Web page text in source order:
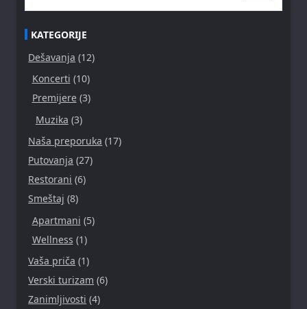
KATEGORIJE
Dešavanja (12)
Koncerti (10)
Premijere(3)
Muzika (3)
Naša preporuka (17)
Putovanja (27)
Restorani (6)
Smeštaj (8)
Apartmani (5)
Wellness (1)
Vaša priča (1)
Verski turizam (6)
Zanimljivosti (4)